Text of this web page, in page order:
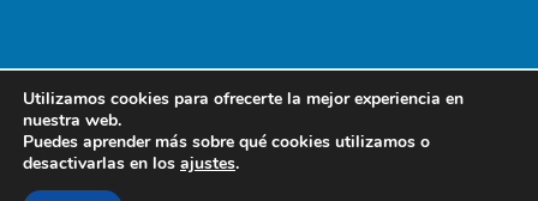
Articulos limpieza David Cerdanya 22
08757 Corbera Llobregat
WhatsApp
articuloslimpiezadavid@gmail.com
Utilizamos cookies para ofrecerte la mejor experiencia en
nuestra web.
Puedes aprender más sobre qué cookies utilizamos o
desactivarlas en los ajustes.